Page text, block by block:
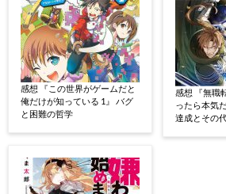
感想 『この世界がゲームだと
俺だけが知っている 1』 バグ
と困難の哲学
感想 『無
ったら本気
達成とその